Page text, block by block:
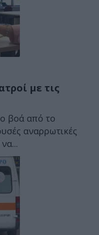
με τις
βοά από το
αναρρωτικές